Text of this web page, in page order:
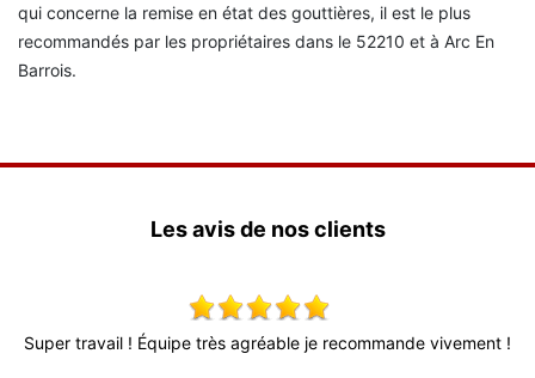
qui concerne la remise en état des gouttières, il est le plus
recommandés par les propriétaires dans le 52210 et à Arc En
Barrois.
Les avis de nos clients
Super travail ! Équipe très agréable je recommande vivement !